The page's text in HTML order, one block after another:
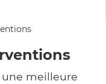
meilleure